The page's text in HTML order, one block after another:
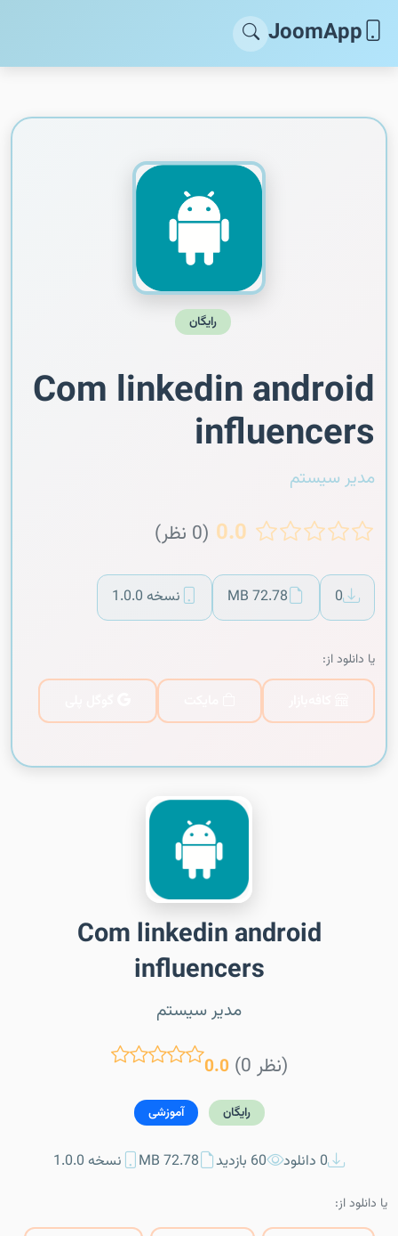
JoomApp
رایگان
Com linkedin android
influencers
مدیر سیستم
0.0 (0 نظر)
0
72.78 MB نسخه 1.0.0
یا دانلود از:
Com linkedin android
influencers
مدیر سیستم
0.0 (0 نظر)
رایگان آموزشی
0 دانلود 60 بازدید 72.78 MB نسخه 1.0.0
یا دانلود از: